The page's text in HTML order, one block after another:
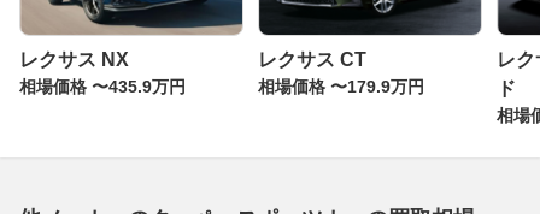
レクサス NX
相場価格 〜435.9万円
レクサス CT
相場価格 〜179.9万円
レ
ド
相場